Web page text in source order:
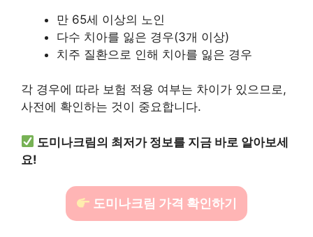
만 65세 이상의 노인
다수 치아를 잃은 경우(3개 이상)
치주 질환으로 인해 치아를 잃은 경우
각 경우에 따라 보험 적용 여부는 차이가 있으므로,
사전에 확인하는 것이 중요합니다.
도미나크림의 최저가 정보를 지금 바로 알아보세
요!
도미나크림 가격 확인하기